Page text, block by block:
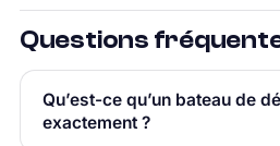
Questions
Qu’est-ce qu’un bateau de
exactement ?